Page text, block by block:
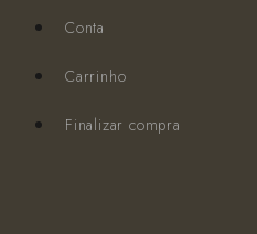
Conta
Carrinho
Finalizar compra